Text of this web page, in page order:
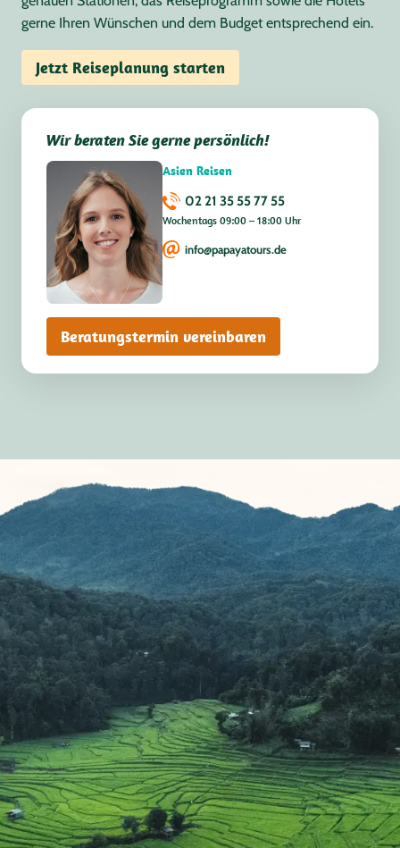
gerne Ihren Wünschen und dem Budget entsprechend ein.
Jetzt Reiseplanung starten
Wir beraten Sie gerne persönlich!
Asien Reisen
02 21 35 55 77 55
Wochentags 09:00 – 18:00 Uhr
info@papayatours.de
Beratungstermin vereinbaren